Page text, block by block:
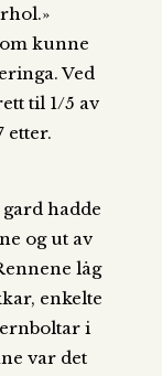
kunne
Ved
til 1/5 av
etter.
hadde
og ut av
låg
enkelte
i
var det